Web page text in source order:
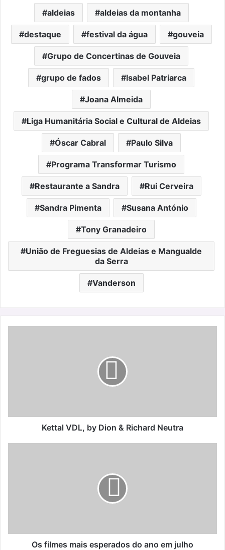
aldeias aldeias da montanha
destaque festival da água gouveia
Grupo de Concertinas de Gouveia
grupo de fados Isabel Patriarca
Joana Almeida
Liga Humanitária Social e Cultural de Aldeias
Óscar Cabral Paulo Silva
Programa Transformar Turismo
Restaurante a Sandra Rui Cerveira
Sandra Pimenta Susana António
Tony Granadeiro
União de Freguesias de Aldeias e Mangualde
da Serra
Vanderson
Kettal VDL, by Dion & Richard Neutra
Os filmes mais esperados do ano em julho